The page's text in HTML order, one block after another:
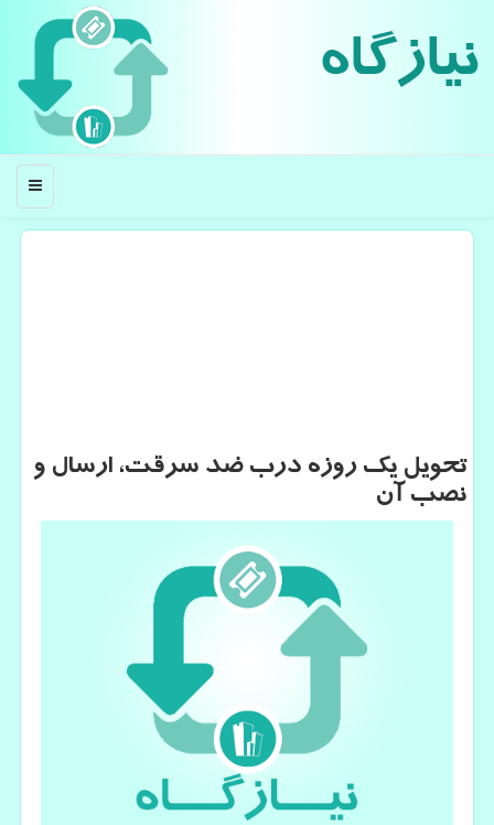
نیازگاه
منو
تحویل یك روزه درب ضد سرقت، ارسال و
نصب آن